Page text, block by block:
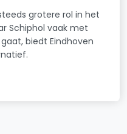
grotere rol in het
Schiphol vaak met
biedt Eindhoven